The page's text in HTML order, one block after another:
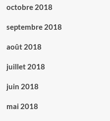
octobre 2018
septembre 2018
août 2018
juillet 2018
juin 2018
mai 2018